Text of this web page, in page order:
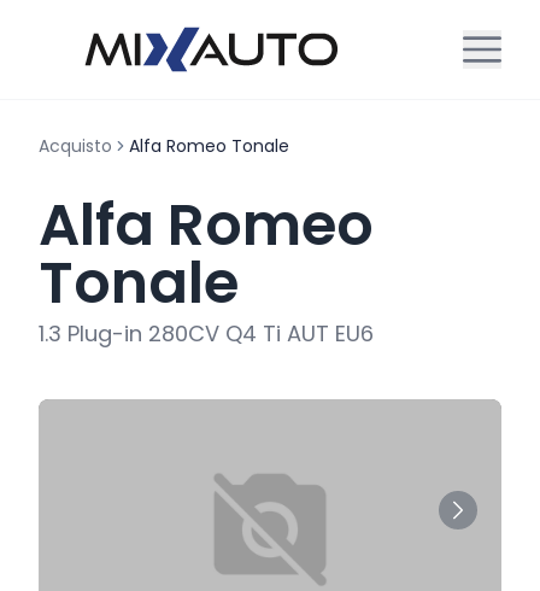
Acquisto Alfa Romeo Tonale
Alfa Romeo
Tonale
1.3 Plug-in 280CV Q4 Ti AUT EU6